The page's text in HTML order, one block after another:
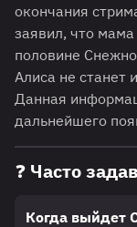
окончания
заявил, что
половине
Алиса не станет
Данная
дальнейшего
❓ Часто
Когда выйдет